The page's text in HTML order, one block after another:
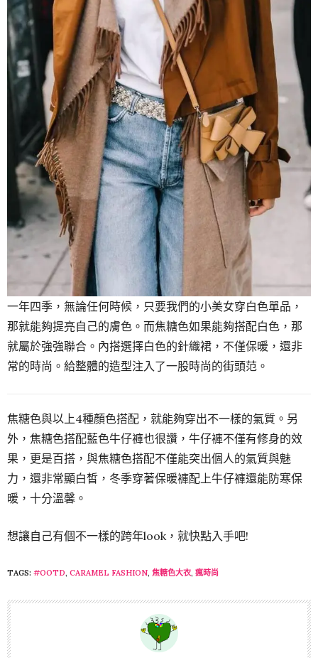
一年四季，無論任何時候，只要我們的小美女穿白色單品，
那就能夠提亮自己的膚色。而焦糖色如果能夠搭配白色，那
就屬於強強聯合。內搭選擇白色的針織裙，不僅保暖，還非
常的時尚。給整體的造型注入了一股時尚的街頭范。
焦糖色與以上4種顏色搭配，就能夠穿出不一樣的氣質。另
外，焦糖色搭配藍色牛仔褲也很讚，牛仔褲不僅有修身的效
果，更是百搭，與焦糖色搭配不僅能突出個人的氣質與魅
力，還非常顯白皙，冬季穿著保暖褲配上牛仔褲還能防寒保
暖，十分溫馨。
想讓自己有個不一樣的跨年look，就快點入手吧!
TAGS: #OOTD, CARAMEL FASHION, 焦糖色大衣, 瘋時尚